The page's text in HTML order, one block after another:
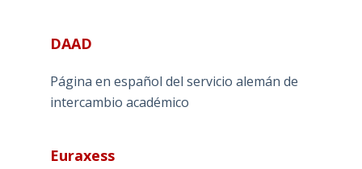
DAAD
Página en español del servicio alemán de
intercambio académico
Euraxess